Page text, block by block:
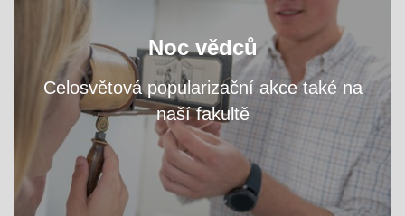
Noc vědců
Celosvětová popularizační akce také na
naší fakultě
Navštivte fakultní areál a
zjistěte na workshopech
přednáškách, čím se tu zabýváme.
VÍCE